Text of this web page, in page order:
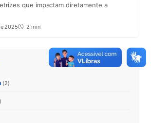
que impactam diretamente a
2025 2 min
(2)